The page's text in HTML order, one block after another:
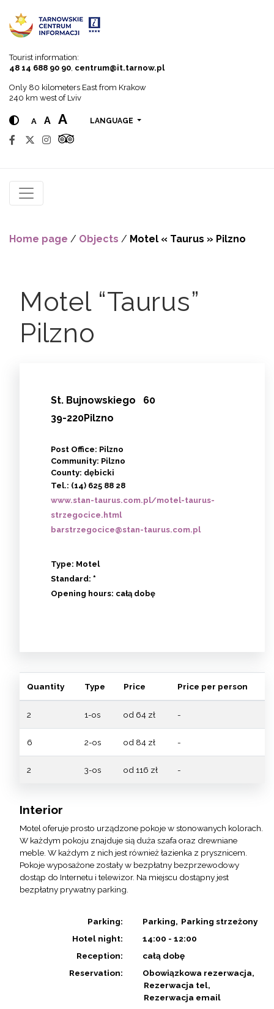
Tourist information:
48 14 688 90 90 centrum@it.tarnow.pl
Only 80 kilometers East from Krakow
240 km west of Lviv
A A A LANGUAGE
Home page / Objects / Motel « Taurus » Pilzno
Motel “Taurus”
Pilzno
St. Bujnowskiego
60
39-220Pilzno
Post Office: Pilzno
Community: Pilzno
County: dębicki
Tel.: (14) 625 88 28
www.stan-taurus.com.pl/motel-taurus-
strzegocice.html
barstrzegocice@stan-taurus.com.pl
Type: Motel
Standard: *
Opening hours: całą dobę
Quantity Type Price Price per person
2 1-os od 64 zł -
6 2-os od 84 zł -
2 3-os od 116 zł -
Interior
Motel oferuje prosto urządzone pokoje w stonowanych kolorach.
W każdym pokoju znajduje sią duża szafa oraz drewniane
meble. W każdym z nich jest również łazienka z prysznicem.
Pokoje wyposażone zostały w bezpłatny bezprzewodowy
dostąp do Internetu i telewizor. Na miejscu dostąpny jest
bezpłatny prywatny parking.
Parking: Parking
Parking strzeżony
Hotel night:
14:00 - 12:00
Reception:
całą dobę
Reservation:
Obowiązkowa rezerwacja
Rezerwacja tel
Rezerwacja email